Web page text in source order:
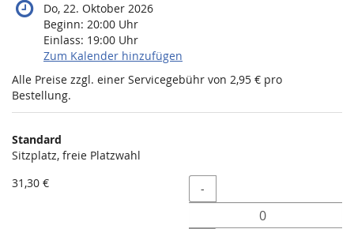
Do, 22. Oktober 2026
Beginn: 20:00 Uhr
Einlass: 19:00 Uhr
Zum Kalender hinzufügen
Alle Preise zzgl. einer Servicegebühr von 2,95 € pro
Bestellung.
Produkte
Unkategorisierte
Produkte
Standard
Sitzplatz, freie Platzwahl
31,30 €
Menge
-